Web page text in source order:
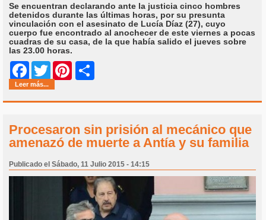
Se encuentran declarando ante la justicia cinco hombres
detenidos durante las últimas horas, por su presunta
vinculación con el asesinato de Lucía Díaz (27), cuyo
cuerpo fue encontrado al anochecer de este viernes a pocas
cuadras de su casa, de la que había salido el jueves sobre
las 23.00 horas.
Facebook
Twitter Pinterest
Leer más...
Procesaron sin prisión al mecánico que
amenazó de muerte a Antía y su familia
Publicado el Sábado, 11 Julio 2015 - 14:15